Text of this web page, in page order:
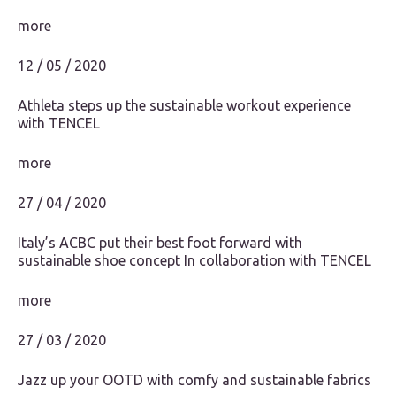
more
12 / 05 / 2020
Athleta steps up the sustainable workout experience
with TENCEL
more
27 / 04 / 2020
Italy’s ACBC put their best foot forward with
sustainable shoe concept In collaboration with TENCEL
more
27 / 03 / 2020
Jazz up your OOTD with comfy and sustainable fabrics